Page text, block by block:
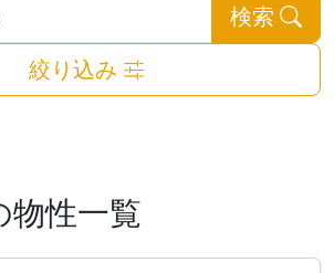
検索
絞り込み
物性一覧